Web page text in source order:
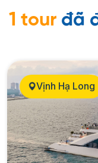
1 tour đã
Vịnh Hạ Long